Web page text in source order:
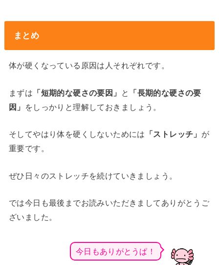
まとめ
体が硬くなっている原因は人それぞれです。
まずは 「短期的な硬さの要因」 と
「長期的な硬さの要
因」
をしっかりと理解しておきましょう。
そしてやはり体を硬くしないためには 「ストレッチ」 が
重要です。
ぜひ日々のストレッチを続けていきましょう。
では今日も最後までお読みいただきましてありがとうご
ざいました。
今日もありがとうぱ！